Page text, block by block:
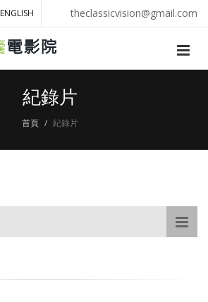
theclassicvision@gmail.com
ENGLISH
紀錄片
首頁 紀錄片